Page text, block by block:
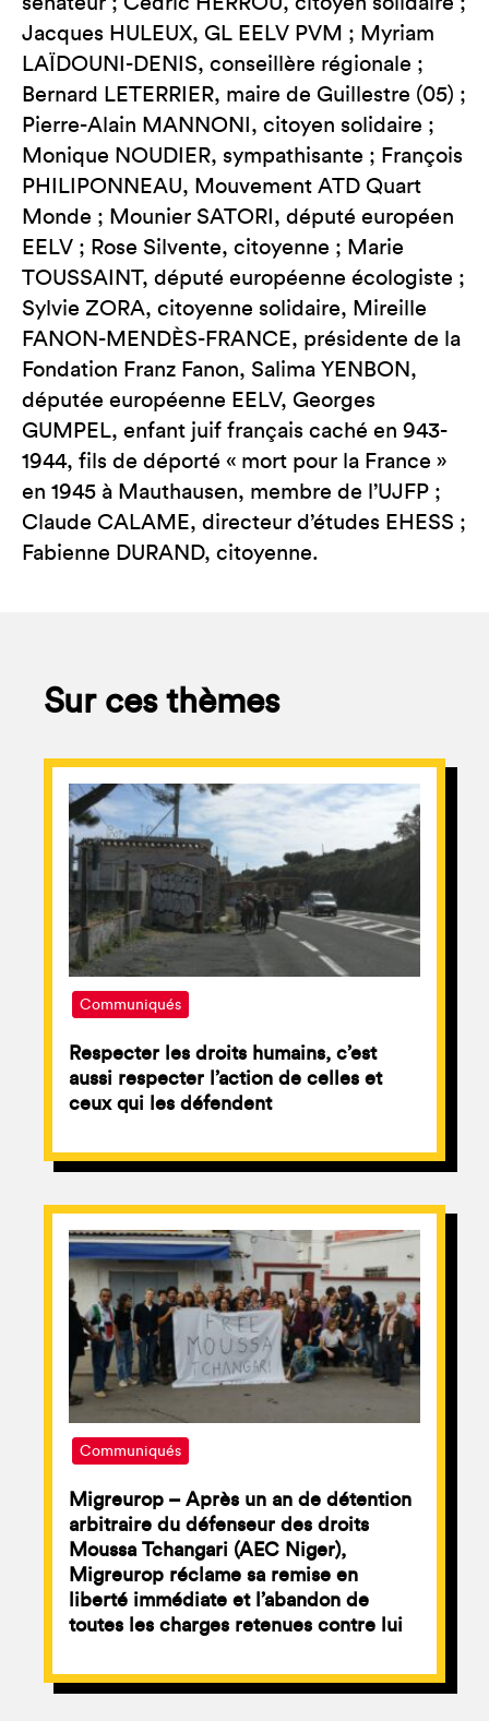
Jacques HULEUX, GL EELV PVM ; Myriam
LAÏDOUNI-DENIS, conseillère régionale ;
Bernard LETERRIER, maire de Guillestre (05) ;
Pierre-Alain MANNONI, citoyen solidaire ;
Monique NOUDIER, sympathisante ; François
PHILIPONNEAU, Mouvement ATD Quart
Monde ; Mounier SATORI, député européen
EELV ; Rose Silvente, citoyenne ; Marie
TOUSSAINT, député européenne écologiste ;
Sylvie ZORA, citoyenne solidaire, Mireille
FANON-MENDÈS-FRANCE, présidente de la
Fondation Franz Fanon, Salima YENBON,
députée européenne EELV, Georges
GUMPEL, enfant juif français caché en 943-
1944, fils de déporté « mort pour la France »
en 1945 à Mauthausen, membre de l’UJFP ;
Claude CALAME, directeur d’études EHESS ;
Fabienne DURAND, citoyenne.
Sur ces thèmes
Communiqués
Respecter les droits humains, c’est
aussi respecter l’action de celles et
ceux qui les défendent
Communiqués
Migreurop – Après un an de détention
arbitraire du défenseur des droits
Moussa Tchangari (AEC Niger),
Migreurop réclame sa remise en
liberté immédiate et l’abandon de
toutes les charges retenues contre lui